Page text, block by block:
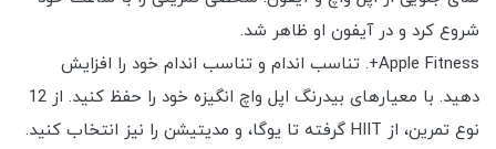
شروع کرد و در آیفون او ظاهر شد.
Apple Fitness+. تناسب اندام و تناسب اندام خود را افزایش
دهید. با معیارهای بیدرنگ اپل واچ انگیزه خود را حفظ کنید. از 12
نوع تمرین، از HIIT گرفته تا یوگا، و مدیتیشن را نیز انتخاب کنید.